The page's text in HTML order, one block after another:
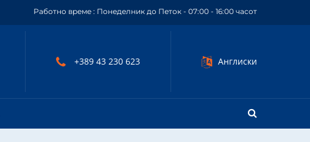
Работно време : Понеделник до Петок - 07:00 - 16:00 часот
+389 43 230 623 Англиски